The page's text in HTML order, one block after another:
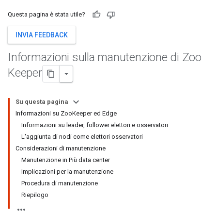
Questa pagina è stata utile?
INVIA FEEDBACK
Informazioni sulla manutenzione di Zoo
Keeper
Su questa pagina
Informazioni su ZooKeeper ed Edge
Informazioni su leader, follower elettori e osservatori
L'aggiunta di nodi come elettori osservatori
Considerazioni di manutenzione
Manutenzione in Più data center
Implicazioni per la manutenzione
Procedura di manutenzione
Riepilogo